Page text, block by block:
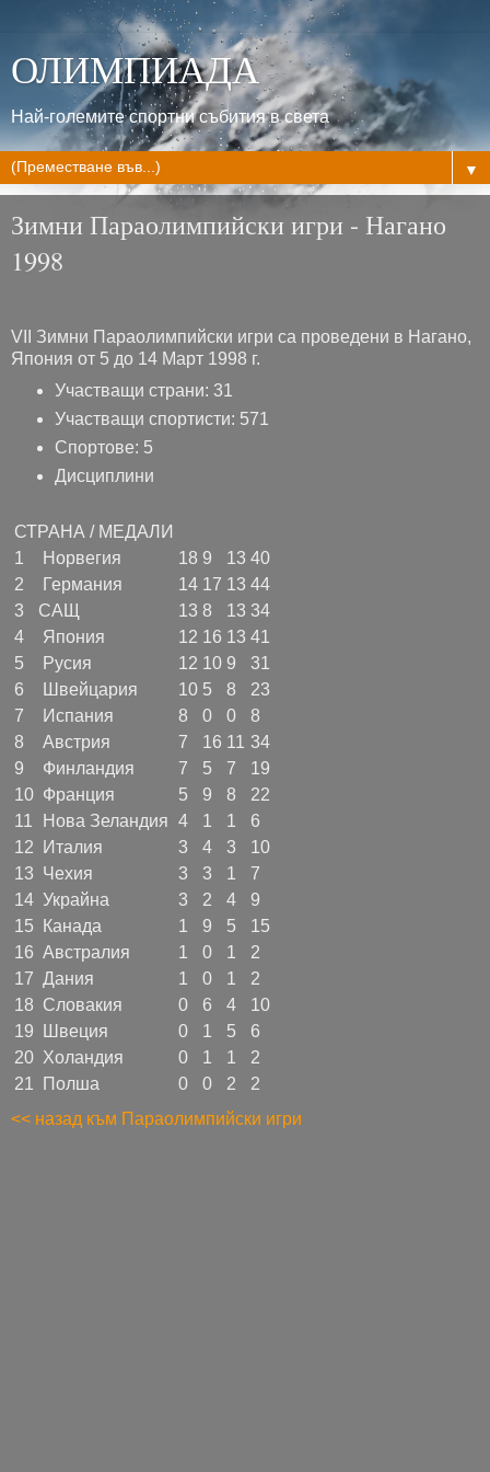
ОЛИМПИАДА
Най-големите спортни събития в света
▼
Зимни Параолимпийски игри - Нагано
1998
VII Зимни Параолимпийски игри са проведени в Нагано,
Япония от 5 до 14 Март 1998 г.
Участващи страни: 31
Участващи спортисти: 571
Спортове: 5
Дисциплини
СТРАНА / МЕДАЛИ
1
Норвегия 18 9 13 40
2
Германия 14 17 13 44
3
САЩ 13 8 13 34
4
Япония 12 16 13 41
5
Русия 12 10 9
31
6
Швейцария 10 5 8
23
7
Испания 8 0 0
8
8
Австрия 7 16 11 34
9
Финландия 7 5 7
19
10 Франция 5 9 8
22
11
Нова Зеландия 4 1 1
6
12
Италия 3 4 3
10
13 Чехия 3 3 1
7
14 Украйна 3 2 4
9
15
Канада 1 9 5
15
16 Австралия 1 0 1
2
17 Дания 1 0 1
2
18 Словакия 0 6 4
10
19
Швеция 0 1 5
6
20 Холандия 0 1 1
2
21
Полша 0 0 2
2
<< назад към Параолимпийски игри